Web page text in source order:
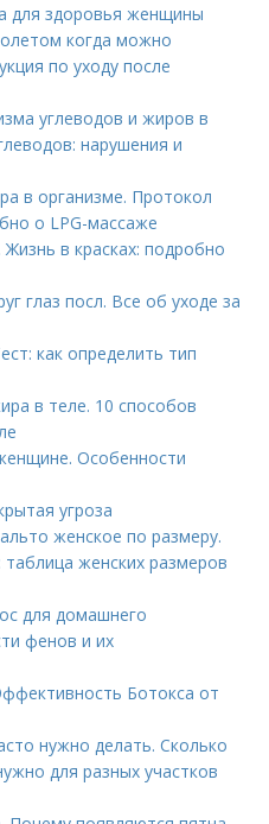
для здоровья женщины
когда можно
по уходу после
углеводов и жиров в
нарушения и
в организме. Протокол
о LPG-массаже
в красках: подробно
глаз посл. Все об уходе за
как определить тип
в теле. 10 способов
Особенности
угроза
женское по размеру.
женских размеров
для домашнего
фенов и их
Ботокса от
нужно делать. Сколько
для разных участков